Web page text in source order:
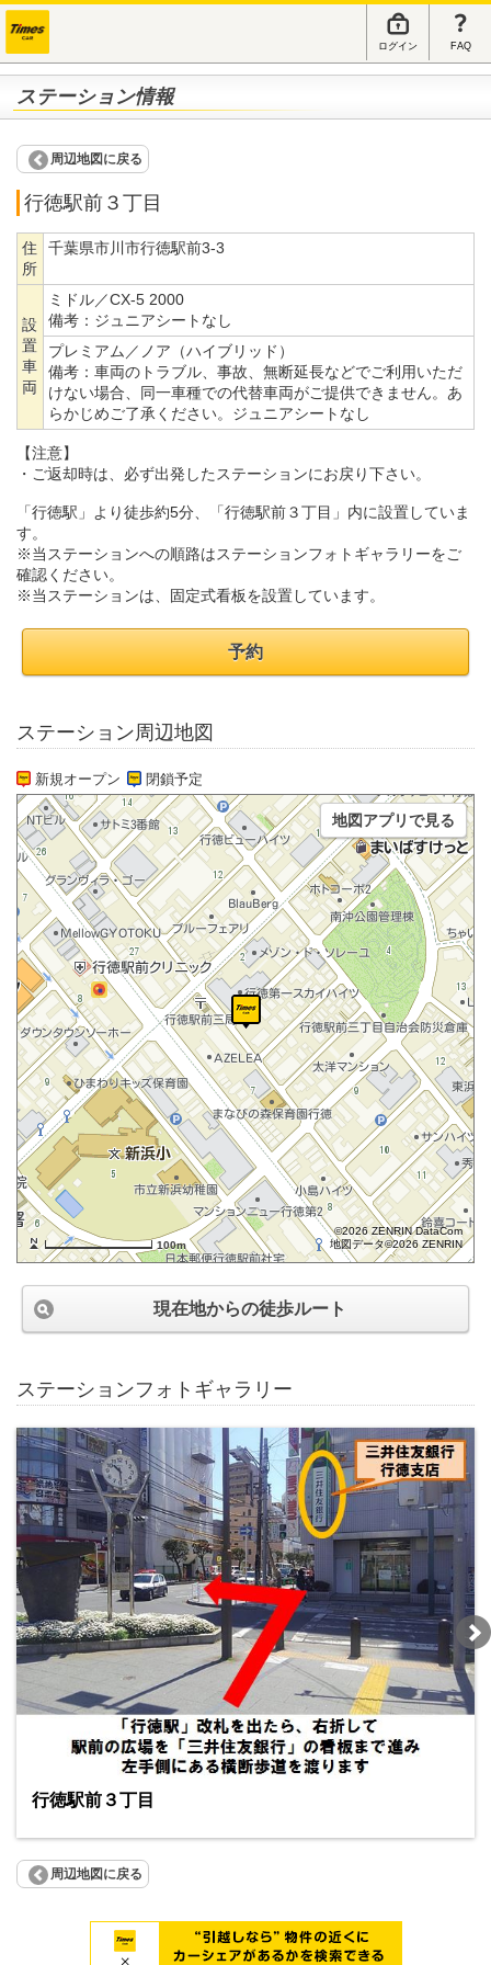
ログイン FAQ
ステーション情報
周辺地図に戻る
行徳駅前３丁目
住
所
千葉県市川市行徳駅前3-3
設
置
車
両
ミドル／CX-5 2000
備考： ジュニアシートなし
プレミアム／ノア（ハイブリッド）
備考： 車両のトラブル、事故、無断延長などでご利用いただ
けない場合、同一車種での代替車両がご提供できません。あ
らかじめご了承ください。ジュニアシートなし
【注意】
・ご返却時は、必ず出発したステーションにお戻り下さい。
「行徳駅」より徒歩約5分、「行徳駅前３丁目」内に設置していま
す。
※当ステーションへの順路はステーションフォトギャラリーをご
確認ください。
※当ステーションは、固定式看板を設置しています。
予約
ステーション周辺地図
新規オープン 閉鎖予定
100m
©2026 ZENRIN DataCom
地図データ©2026 ZENRIN
地図アプリで見る
現在地からの徒歩ルート
ステーションフォトギャラリー
行徳駅前３丁目
周辺地図に戻る